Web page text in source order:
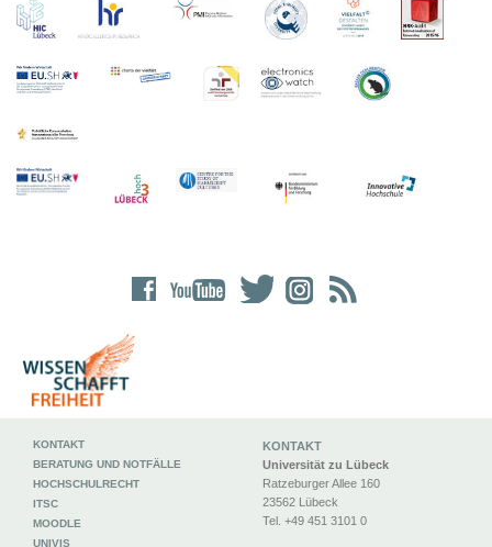
KONTAKT
Universität zu Lübeck
Ratzeburger Allee 160
23562 Lübeck
Tel. +49 451 3101 0
KONTAKT
BERATUNG UND NOTFÄLLE
HOCHSCHULRECHT
ITSC
MOODLE
UNIVIS